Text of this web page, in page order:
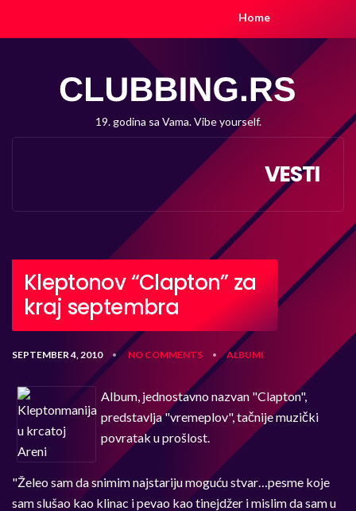
Home
19. godina sa Vama. Vibe yourself.
VESTI
Kleptonov “Clapton” za
kraj septembra
SEPTEMBER 4, 2010 • NO COMMENTS • ALBUMI
Album, jednostavno nazvan "Clapton",
predstavlja "vremeplov", tačnije muzički
povratak u prošlost.
"Želeo sam da snimim najstariju moguću stvar…pesme koje
sam slušao kao klinac i pevao kao tinejdžer i mislim da sam u